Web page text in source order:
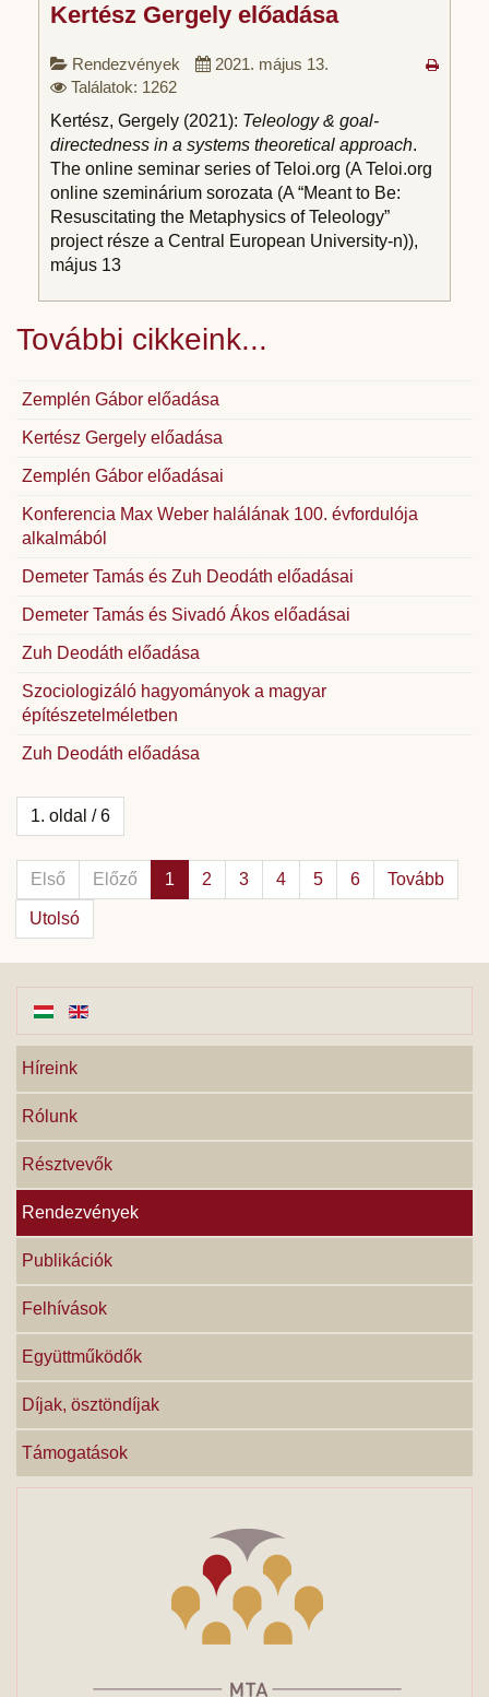
Kertész Gergely előadása
Rendezvények
2021. május 13.
Találatok: 1262
Kertész, Gergely (2021): Teleology & goal-
directedness in a systems theoretical approach.
The online seminar series of Teloi.org (A Teloi.org
online szeminárium sorozata (A “Meant to Be:
Resuscitating the Metaphysics of Teleology”
project része a Central European University-n)),
május 13
További cikkeink...
Zemplén Gábor előadása
Kertész Gergely előadása
Zemplén Gábor előadásai
Konferencia Max Weber halálának 100. évfordulója
alkalmából
Demeter Tamás és Zuh Deodáth előadásai
Demeter Tamás és Sivadó Ákos előadásai
Zuh Deodáth előadása
Szociologizáló hagyományok a magyar
építészetelméletben
Zuh Deodáth előadása
1. oldal / 6
Első Előző 1 2 3 4 5 6 Tovább
Utolsó
Híreink
Rólunk
Résztvevők
Rendezvények
Publikációk
Felhívások
Együttműködők
Díjak, ösztöndíjak
Támogatások